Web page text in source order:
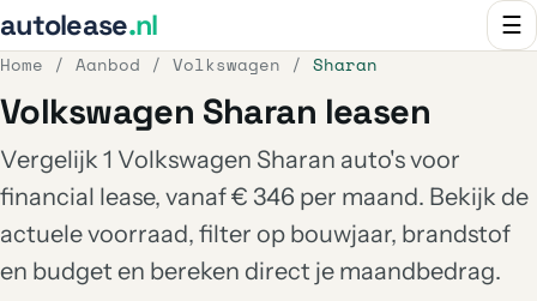
autolease.nl ☰
Home / Aanbod / Volkswagen / Sharan
Volkswagen Sharan leasen
Vergelijk 1 Volkswagen Sharan auto's voor
financial lease, vanaf € 346 per maand. Bekijk de
actuele voorraad, filter op bouwjaar, brandstof
en budget en bereken direct je maandbedrag.